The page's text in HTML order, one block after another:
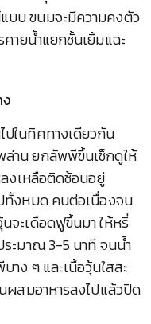
บ ขนมจะมีความคงตัว
ายน้ำแยกชั้นเยิ้มแฉะ
ในทิศทางเดียวกัน
ล่าน ยกลัพพีขึ้นเช็กดูให้
งเหลือติดช้อนอยู่
ทั้งหมด คนต่อเนื่องจน
จะเดือดฟูขึ้นมา ให้หรี่
ะมาณ 3-5 นาที จนน้ำ
ง ๆ และเนื้อวุ้นใสสะ
ผสมอาหารลงไปแล้วปิด